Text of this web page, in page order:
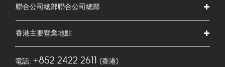
聯合公司總部聯合公司總部
香港主要營業地點
電話: +852 2422 2611 (香港)